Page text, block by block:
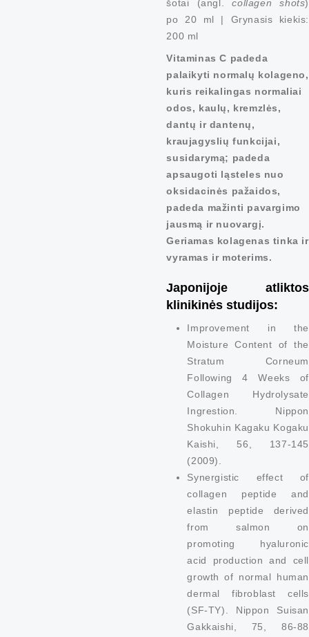
šotai (angl.collagen shots)
po 20 ml | Grynasis kiekis:
200 ml
Vitaminas C padeda
palaikyti normalų kolageno,
kuris reikalingas normaliai
odos, kaulų, kremzlės,
dantų ir dantenų,
kraujagyslių funkcijai,
susidarymą; padeda
apsaugoti ląsteles nuo
oksidacinės pažaidos,
padeda mažinti pavargimo
jausmą ir nuovargį.
Geriamas kolagenas tinka ir
vyramas ir moterims.
Japonijoje atliktos
klinikinės studijos:
Improvement in the
Moisture Content of the
Stratum Corneum
Following 4 Weeks of
Collagen Hydrolysate
Ingrestion. Nippon
Shokuhin Kagaku Kogaku
Kaishi, 56, 137-145
(2009).
Synergistic effect of
collagen peptide and
elastin peptide derived
from salmon on
promoting hyaluronic
acid production and cell
growth of normal human
dermal fibroblast cells
(SF-TY). Nippon Suisan
Gakkaishi, 75, 86-88